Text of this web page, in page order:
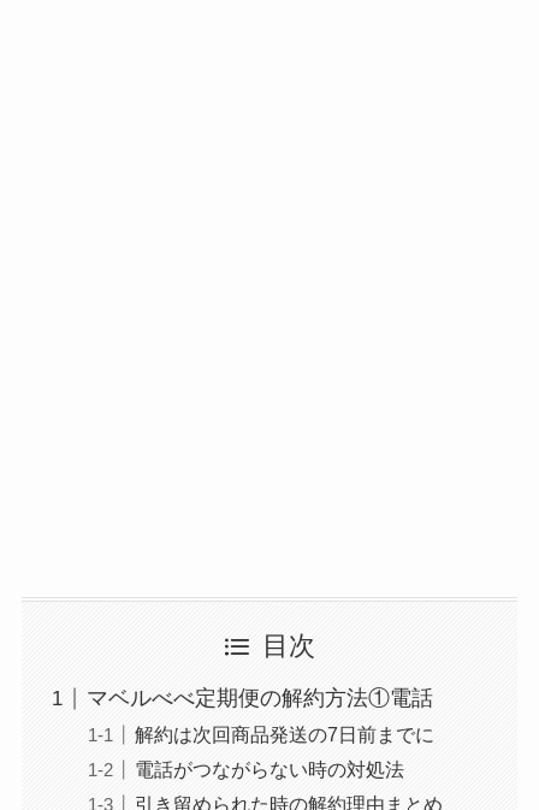
目次
マベルべべ定期便の解約方法①電話
解約は次回商品発送の7日前までに
電話がつながらない時の対処法
引き留められた時の解約理由まとめ